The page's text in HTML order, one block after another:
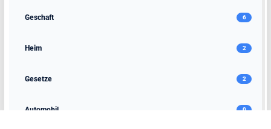
Geschaft 6
Heim 2
Gesetze 2
Automobil 0